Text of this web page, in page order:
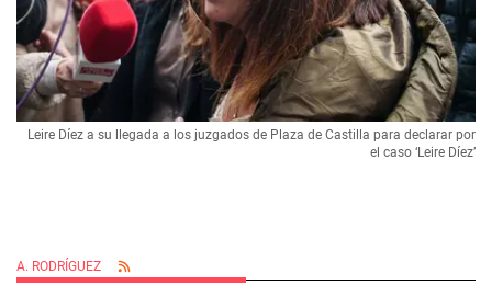
Leire Díez a su llegada a los juzgados de Plaza de Castilla para declarar por
el caso ‘Leire Díez’
A. RODRÍGUEZ